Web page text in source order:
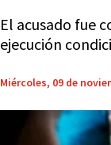
El acusado fue
ejecución
Miércoles, 09 de